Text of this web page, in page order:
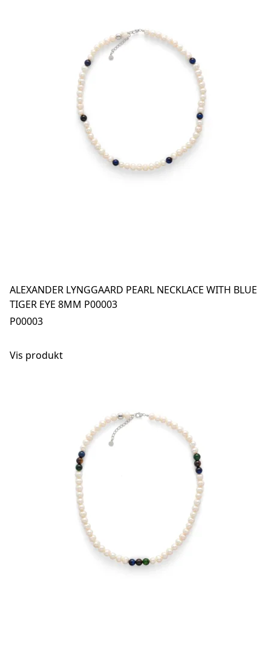
ALEXANDER LYNGGAARD PEARL NECKLACE WITH BLUE
TIGER EYE 8MM P00003
P00003
Vis produkt